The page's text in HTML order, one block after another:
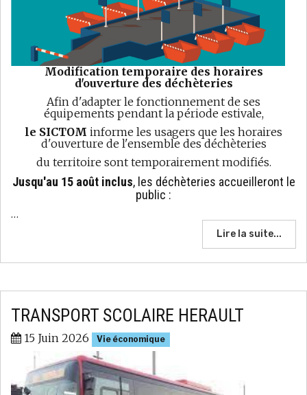
Modification temporaire des horaires
d'ouverture des déchèteries
Afin d'adapter le fonctionnement de ses
équipements pendant la période estivale,
le SICTOM informe les usagers que les horaires
d'ouverture de l'ensemble des déchèteries
du territoire sont temporairement modifiés.
Jusqu'au 15 août inclus, les déchèteries accueilleront le
public :
…
Lire la suite...
TRANSPORT SCOLAIRE HERAULT
15 Juin 2026 Vie économique